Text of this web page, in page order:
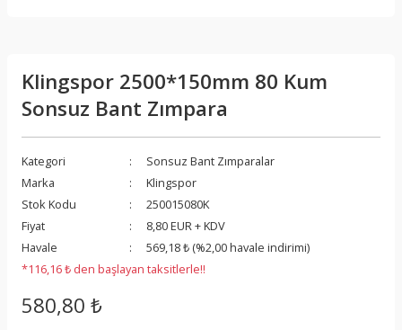
Klingspor 2500*150mm 80 Kum
Sonsuz Bant Zımpara
Kategori
Sonsuz Bant Zımparalar
Marka
Klingspor
Stok Kodu
250015080K
Fiyat
8,80 EUR + KDV
Havale
569,18 ₺ (%2,00 havale indirimi)
*116,16 ₺ den başlayan taksitlerle!!
580,80 ₺